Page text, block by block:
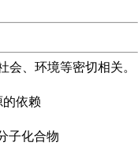
会、环境等密切相关。
的依赖
子化合物